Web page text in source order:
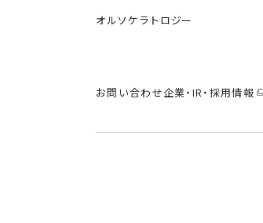
オルソケラトロジー
お問い合わせ企業・IR・採用情報